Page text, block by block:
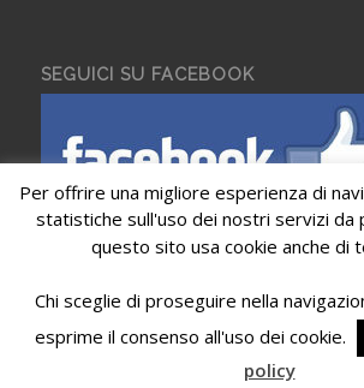
SEGUICI SU FACEBOOK
© Copyright - Villa Guidotti 2017 - Powered by
Per offrire una migliore esperienza di
statistiche sull'uso dei nostri servizi da
questo sito usa cookie anche di
Chi sceglie di proseguire nella
esprime il consenso all'uso dei cookie.
policy